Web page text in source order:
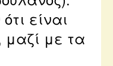
είναι
μαζί με τα